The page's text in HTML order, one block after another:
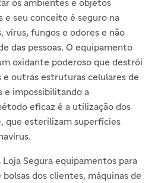
os ambientes e objetos
e seu conceito é seguro na
vírus, fungos e odores e não
das pessoas. O equipamento
oxidante poderoso que destrói
e outras estruturas celulares de
e impossibilitando a
eficaz é a utilização dos
que esterilizam superfícies
Segura equipamentos para
dos clientes, máquinas de